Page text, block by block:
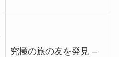
究極の旅の友を発見 –